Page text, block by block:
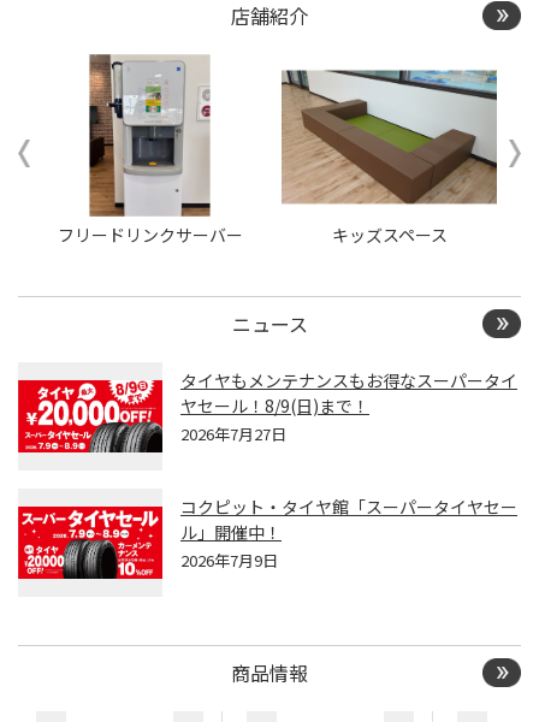
店舗紹介
フリードリンクサーバー キッズスペース
ニュース
タイヤもメンテナンスもお得なスーパータイ
ヤセール！8/9(日)まで！
2026年7月27日
コクピット・タイヤ館「スーパータイヤセー
ル」開催中！
2026年7月9日
商品情報